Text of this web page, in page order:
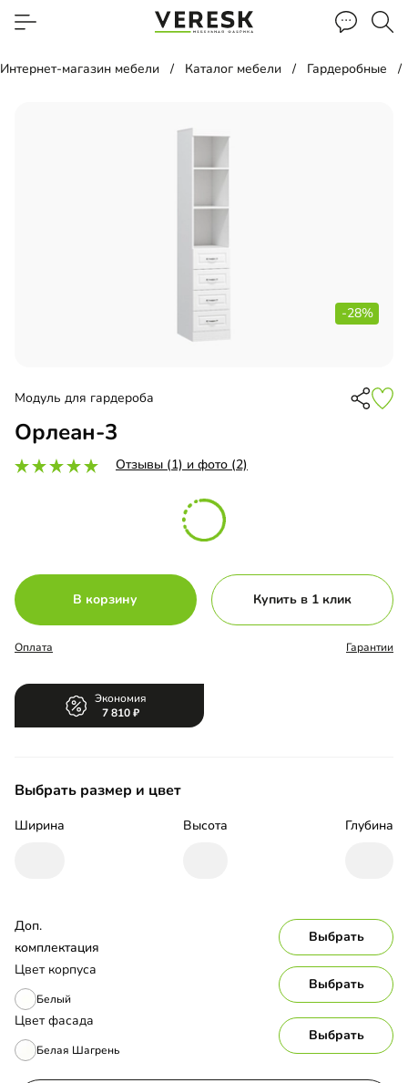
Интернет-магазин мебели Каталог мебели Гардеробные
-28%
Модуль для гардероба
Орлеан-3
Отзывы (1) и фото (2)
В корзину Купить в 1 клик
Оплата Гарантии
Экономия
7 810
Выбрать размер и цвет
Ширина Высота Глубина
Цвет корпуса
Белый
Выбрать
Цвет фасада
Белая Шагрень
Выбрать
Доп.
комплектация
Выбрать